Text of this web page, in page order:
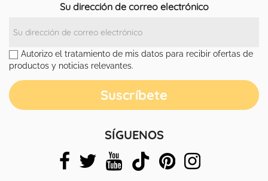
Su dirección de correo electrónico
Autorizo el tratamiento de mis datos para recibir ofertas de
productos y noticias relevantes.
SÍGUENOS